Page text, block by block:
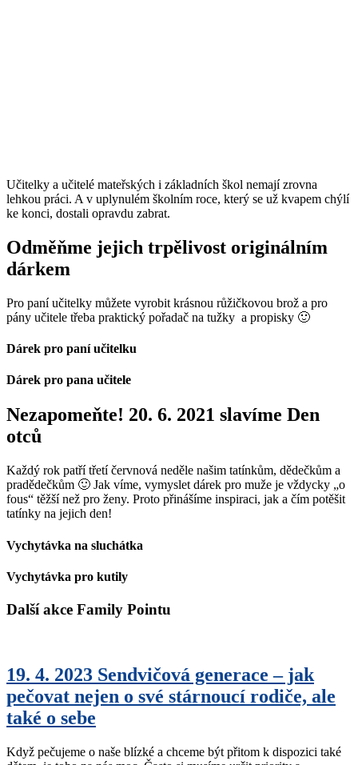
Učitelky a učitelé mateřských i základních škol nemají zrovna
lehkou práci. A v uplynulém školním roce, který se už kvapem chýlí
ke konci, dostali opravdu zabrat.
Odměňme jejich trpělivost originálním
dárkem
Pro paní učitelky můžete vyrobit krásnou růžičkovou brož a pro
pány učitele třeba praktický pořadač na tužky a propisky 🙂
Dárek pro paní učitelku
Dárek pro pana učitele
Nezapomeňte! 20. 6. 2021 slavíme Den
otců
Každý rok patří třetí červnová neděle našim tatínkům, dědečkům a
pradědečkům 🙂 Jak víme, vymyslet dárek pro muže je vždycky „o
fous“ těžší než pro ženy. Proto přinášíme inspiraci, jak a čím potěšit
tatínky na jejich den!
Vychytávka na sluchátka
Vychytávka pro kutily
Další akce Family Pointu
19. 4. 2023 Sendvičová generace – jak
pečovat nejen o své stárnoucí rodiče, ale
také o sebe
Když pečujeme o naše blízké a chceme být přitom k dispozici také